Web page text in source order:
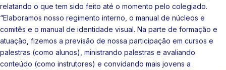
relatando o que tem sido feito até o momento pelo colegiado.
“Elaboramos nosso regimento interno, o manual de núcleos e
comitês e o manual de identidade visual. Na parte de formação e
atuação, fizemos a previsão de nossa participação em cursos e
palestras (como alunos), ministrando palestras e avaliando
conteúdo (como instrutores) e convidando mais jovens a